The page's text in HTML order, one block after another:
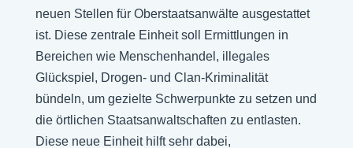
neuen Stellen für Oberstaatsanwälte ausgestattet
ist. Diese zentrale Einheit soll Ermittlungen in
Bereichen wie Menschenhandel, illegales
Glückspiel, Drogen- und Clan-Kriminalität
bündeln, um gezielte Schwerpunkte zu setzen und
die örtlichen Staatsanwaltschaften zu entlasten.
Diese neue Einheit hilft sehr dabei,